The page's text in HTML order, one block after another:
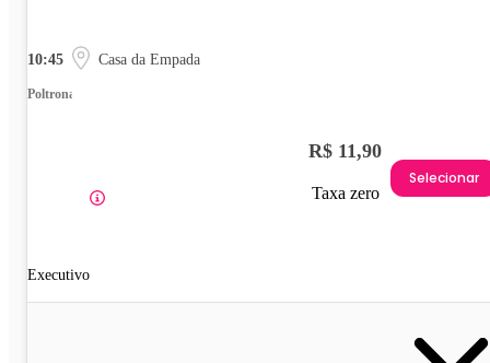
10:45 Casa da Empada
Poltrona
Executivo
R$ 11,90
Taxa zero
Selecionar